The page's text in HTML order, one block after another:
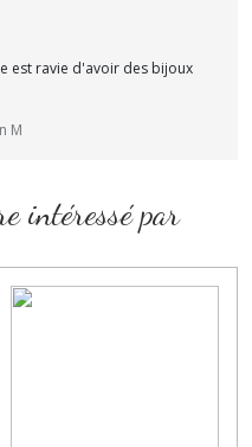
est ravie d'avoir des bijoux
M
intéressé par